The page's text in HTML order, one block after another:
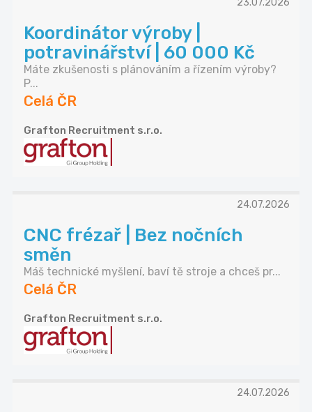
23.07.2026
Koordinátor výroby |
potravinářství | 60 000 Kč
Máte zkušenosti s plánováním a řízením výroby?
P...
Celá ČR
Grafton Recruitment s.r.o.
24.07.2026
CNC frézař | Bez nočních
směn
Máš technické myšlení, baví tě stroje a chceš pr...
Celá ČR
Grafton Recruitment s.r.o.
24.07.2026